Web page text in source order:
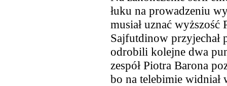
łuku na prowadzeniu
musiał uznać
Sajfutdinow przyjechał
odrobili kolejne dwa
zespół Piotra Barona
bo na telebimie